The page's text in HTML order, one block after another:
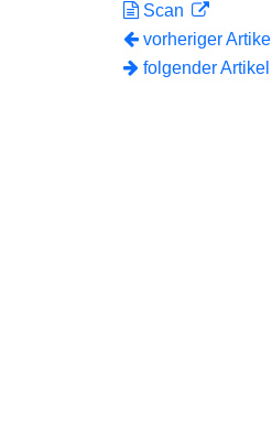
Scan
vorheriger Artikel
folgender Artikel